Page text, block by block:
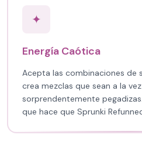
✦
Energía Caótica
Acepta las combinaciones de
crea mezclas que sean a la
sorprendentemente
que hace que Sprunki